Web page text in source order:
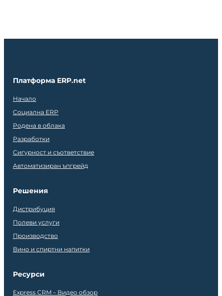
Платформа ERP.net
Начало
Социална ERP
Родена в облака
Разработки
Сигурност и съответствие
Автоматизиран ъпгрейд
Решения
Дистрибуция
Полеви услуги
Производство
Вино и спиртни напитки
Ресурси
Express CRM – Видео обзор